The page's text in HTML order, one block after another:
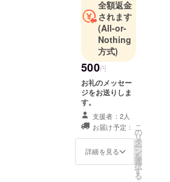
かの同人
ゲームの音
楽を担当し
た後、自身
の同人サー
クルでゲー
ム『リゼッ
トの処方
箋』を制作
し、企画・
ディレク
ションをし
ながら初め
全額返金
されます
(All-or-
Nothing
方式)
500円
お礼のメッセー
ジをお送りしま
す。
支援者：2人
お届け予定：
詳細を見る
こ
の
リ
タ
ー
ン
を
選
択
す
る